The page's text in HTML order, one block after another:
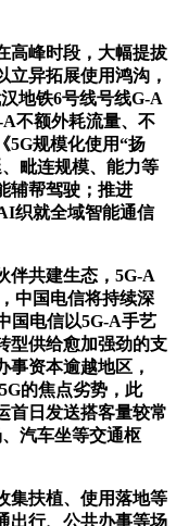
峰时段，大幅提拔
立异拓展使用鸿沟，
地铁6号线号线G-A
不额外耗流量、不
5G规模化使用“扬
毗连规模、能力等
辅帮驾驶；推进
织就全域智能通信
共建生态，5G-A
中国电信将持续深
国电信以5G-A手艺
型供给愈加强劲的支
事资本逾越地区，
的焦点劣势，此
首日发送搭客量较常
汽车坐等交通枢
扶植、使用落地等
出行、公共办事等场